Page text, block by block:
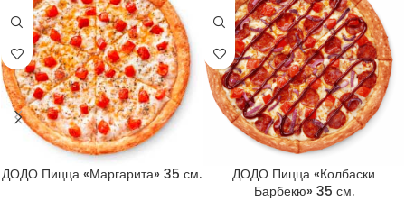
ДОДО Пицца «Маргарита» 35 см.
ДОДО Пицца «Колбаски
Барбекю» 35 см.